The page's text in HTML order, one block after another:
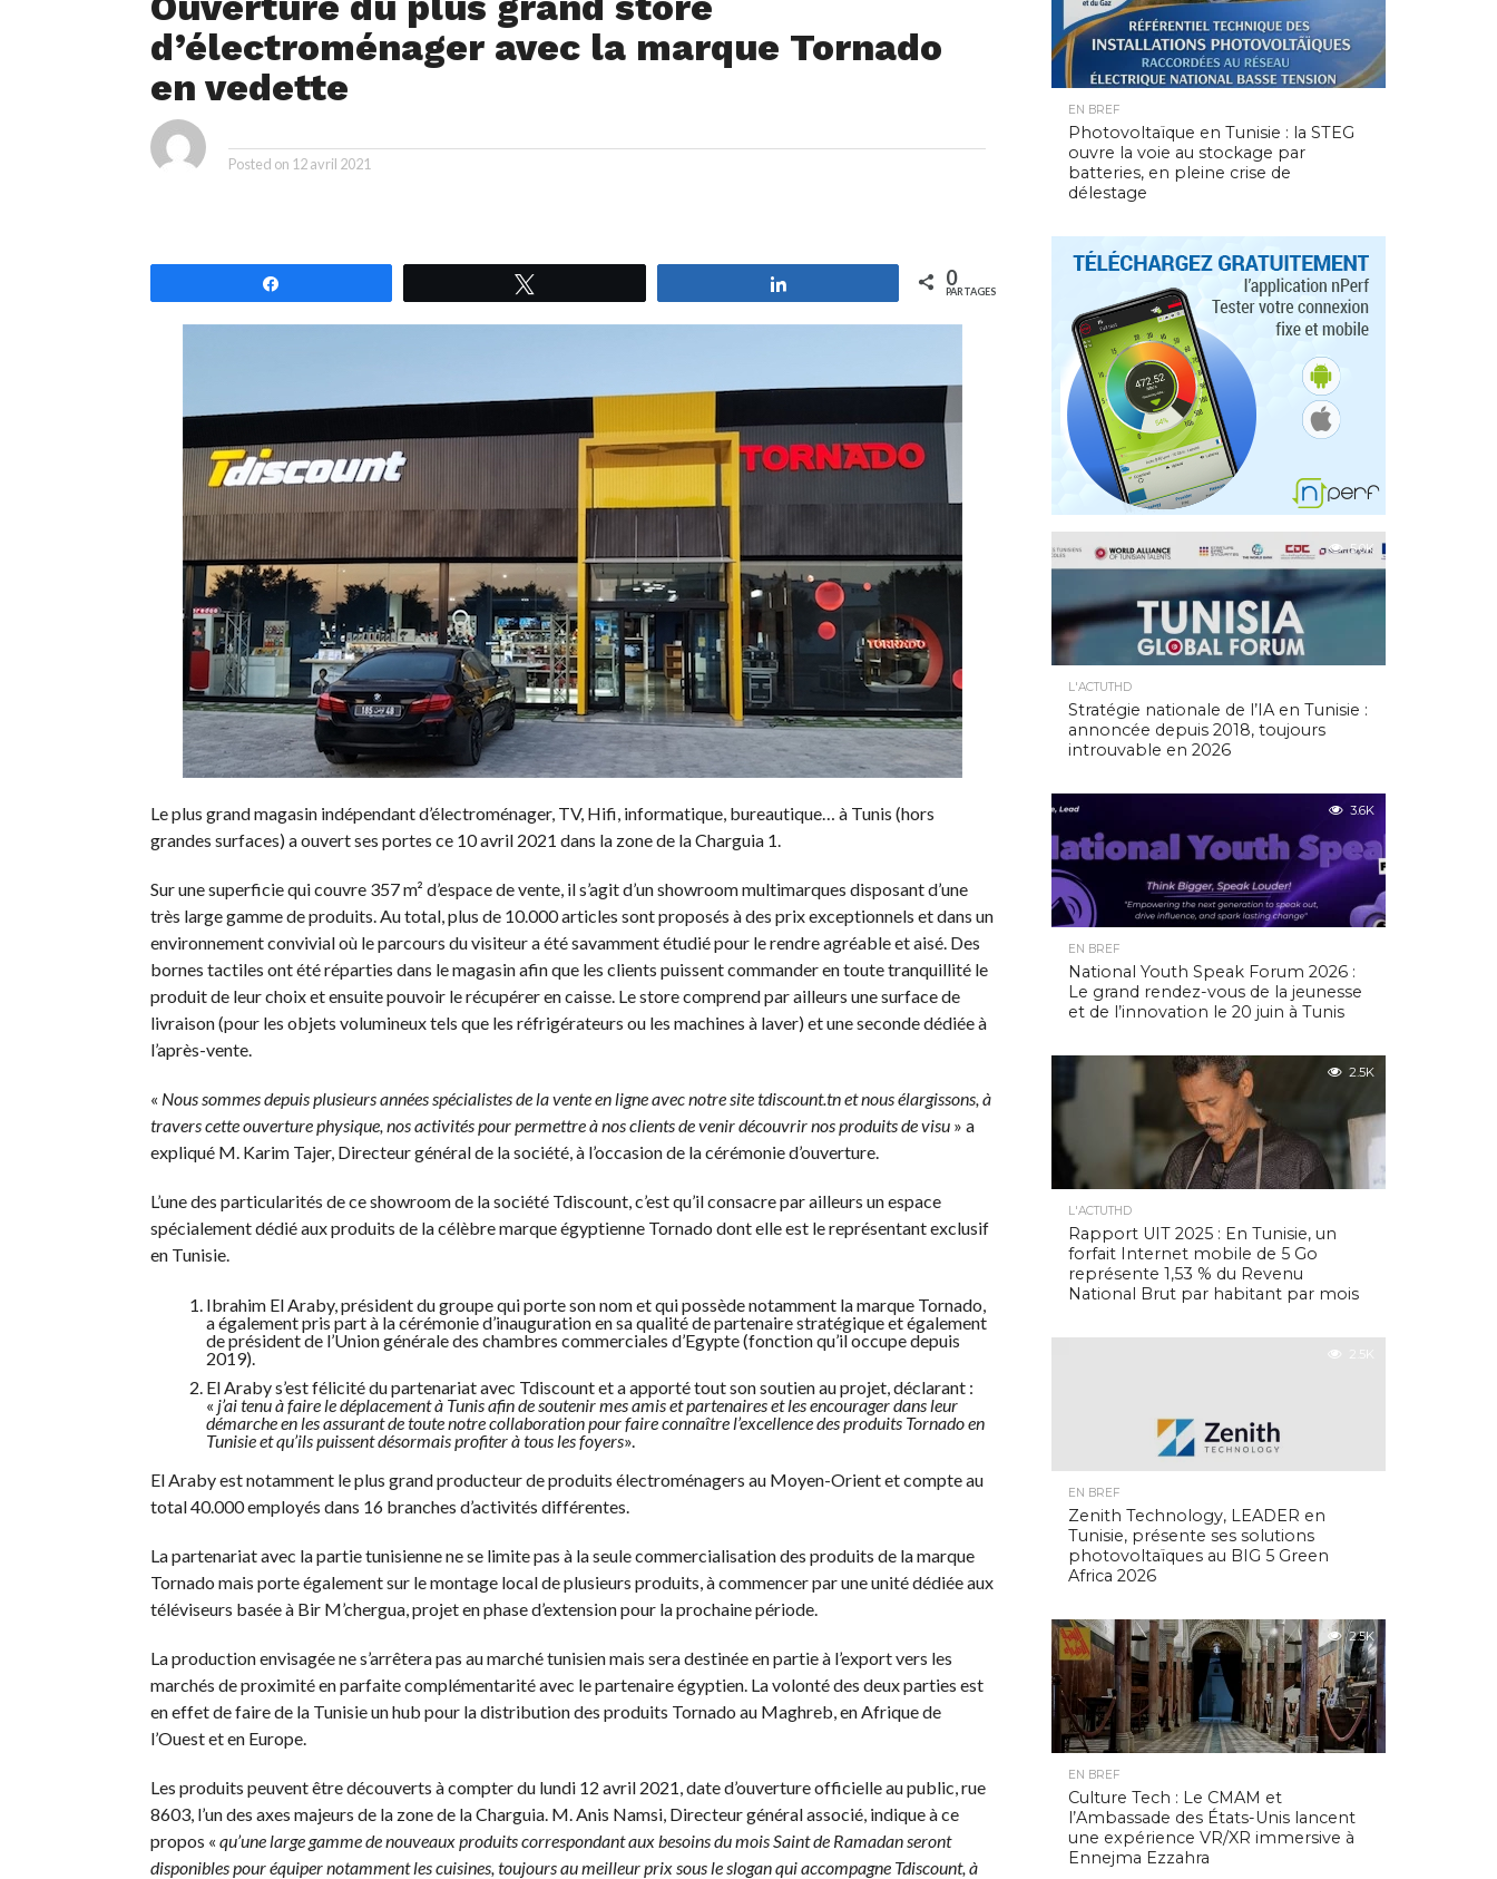
d’électroménager avec la marque Tornado
en vedette
Posted on 12 avril 2021
0
PARTAGES
Le plus grand magasin indépendant d’électroménager, TV, Hifi, informatique, bureautique… à Tunis (hors
grandes surfaces) a ouvert ses portes ce 10 avril 2021 dans la zone de la Charguia 1.
Sur une superficie qui couvre 357 m² d’espace de vente, il s’agit d’un showroom multimarques disposant d’une
très large gamme de produits. Au total, plus de 10.000 articles sont proposés à des prix exceptionnels et dans un
environnement convivial où le parcours du visiteur a été savamment étudié pour le rendre agréable et aisé. Des
bornes tactiles ont été réparties dans le magasin afin que les clients puissent commander en toute tranquillité le
produit de leur choix et ensuite pouvoir le récupérer en caisse. Le store comprend par ailleurs une surface de
livraison (pour les objets volumineux tels que les réfrigérateurs ou les machines à laver) et une seconde dédiée à
l’après-vente.
« Nous sommes depuis plusieurs années spécialistes de la vente en ligne avec notre site tdiscount.tn et nous élargissons, à
travers cette ouverture physique, nos activités pour permettre à nos clients de venir découvrir nos produits de visu» a
expliqué M. Karim Tajer, Directeur général de la société, à l’occasion de la cérémonie d’ouverture.
L’une des particularités de ce showroom de la société Tdiscount, c’est qu’il consacre par ailleurs un espace
spécialement dédié aux produits de la célèbre marque égyptienne Tornado dont elle est le représentant exclusif
en Tunisie.
Ibrahim El Araby, président du groupe qui porte son nom et qui possède notamment la marque Tornado,
a également pris part à la cérémonie d’inauguration en sa qualité de partenaire stratégique et également
de président de l’Union générale des chambres commerciales d’Egypte (fonction qu’il occupe depuis
2019).
El Araby s’est félicité du partenariat avec Tdiscount et a apporté tout son soutien au projet, déclarant :
« j’ai tenu à faire le déplacement à Tunis afin de soutenir mes amis et partenaires et les encourager dans leur
démarche en les assurant de toute notre collaboration pour faire connaître l’excellence des produits Tornado en
Tunisie et qu’ils puissent désormais profiter à tous les foyers».
El Araby est notamment le plus grand producteur de produits électroménagers au Moyen-Orient et compte au
total 40.000 employés dans 16 branches d’activités différentes.
La partenariat avec la partie tunisienne ne se limite pas à la seule commercialisation des produits de la marque
Tornado mais porte également sur le montage local de plusieurs produits, à commencer par une unité dédiée aux
téléviseurs basée à Bir M’chergua, projet en phase d’extension pour la prochaine période.
La production envisagée ne s’arrêtera pas au marché tunisien mais sera destinée en partie à l’export vers les
marchés de proximité en parfaite complémentarité avec le partenaire égyptien. La volonté des deux parties est
en effet de faire de la Tunisie un hub pour la distribution des produits Tornado au Maghreb, en Afrique de
l’Ouest et en Europe.
Les produits peuvent être découverts à compter du lundi 12 avril 2021, date d’ouverture officielle au public, rue
8603, l’un des axes majeurs de la zone de la Charguia. M. Anis Namsi, Directeur général associé, indique à ce
propos « qu’une large gamme de nouveaux produits correspondant aux besoins du mois Saint de Ramadan seront
disponibles pour équiper notamment les cuisines, toujours au meilleur prix sous le slogan qui accompagne Tdiscount, à
EN BREF
Photovoltaïque en Tunisie : la STEG
ouvre la voie au stockage par
batteries, en pleine crise de
délestage
5.0K
L'ACTUTHD
Stratégie nationale de l’IA en Tunisie :
annoncée depuis 2018, toujours
introuvable en 2026
3.6K
EN BREF
National Youth Speak Forum 2026 :
Le grand rendez-vous de la jeunesse
et de l’innovation le 20 juin à Tunis
2.5K
L'ACTUTHD
Rapport UIT 2025 : En Tunisie, un
forfait Internet mobile de 5 Go
représente 1,53 % du Revenu
National Brut par habitant par mois
2.5K
EN BREF
Zenith Technology, LEADER en
Tunisie, présente ses solutions
photovoltaïques au BIG 5 Green
Africa 2026
2.5K
EN BREF
Culture Tech : Le CMAM et
l’Ambassade des États-Unis lancent
une expérience VR/XR immersive à
Ennejma Ezzahra